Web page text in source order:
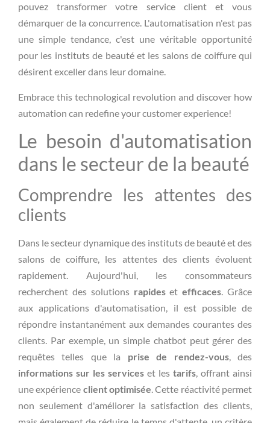
pouvez transformer votre service client et vous
démarquer de la concurrence. L'automatisation n'est pas
une simple tendance, c'est une véritable opportunité
pour les instituts de beauté et les salons de coiffure qui
désirent exceller dans leur domaine.
Embrace this technological revolution and discover how
automation can redefine your customer experience!
Le besoin d'automatisation
dans le secteur de la beauté
Comprendre les attentes des
clients
Dans le secteur dynamique des instituts de beauté et des
salons de coiffure, les attentes des clients évoluent
rapidement. Aujourd'hui, les consommateurs
recherchent des solutions rapidesetefficaces. Grâce
aux applications d'automatisation, il est possible de
répondre instantanément aux demandes courantes des
clients. Par exemple, un simple chatbot peut gérer des
requêtes telles que la prise de rendez-vous, des
informations sur les services et les tarifs, offrant ainsi
une expérience client optimisée. Cette réactivité permet
non seulement d'améliorer la satisfaction des clients,